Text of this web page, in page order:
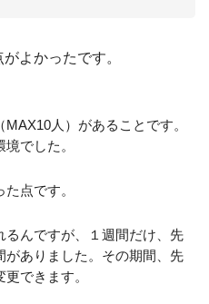
よかったです。
人）があることです。
でした。
点です。
んですが、１週間だけ、先
ありました。その期間、先
できます。